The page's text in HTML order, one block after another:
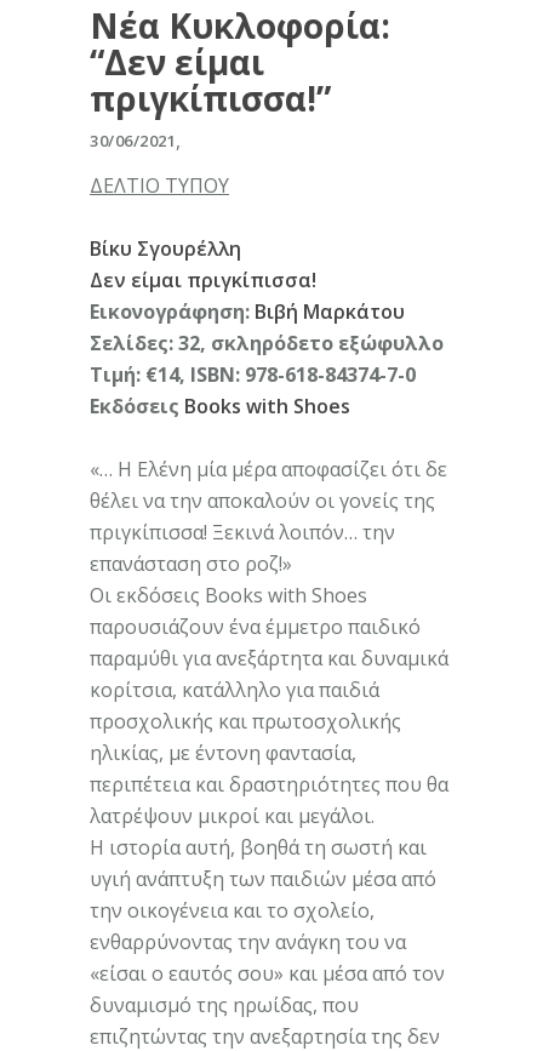
Νέα Κυκλοφορία:
“Δεν είμαι
πριγκίπισσα!”
30/06/2021
ΔΕΛΤΙΟ ΤΥΠΟΥ
Βίκυ Σγουρέλλη
Δεν είμαι πριγκίπισσα!
Εικονογράφηση: Βιβή Μαρκάτου
Σελίδες: 32, σκληρόδετο εξώφυλλο
Τιμή: €14, ISBN: 978-618-84374-7-0
Εκδόσεις Books with Shoes
«… H Ελένη μία μέρα αποφασίζει ότι δε
θέλει να την αποκαλούν οι γονείς της
πριγκίπισσα! Ξεκινά λοιπόν… την
επανάσταση στο ροζ!»
Οι εκδόσεις Books with Shoes
παρουσιάζουν ένα έμμετρο παιδικό
παραμύθι για ανεξάρτητα και δυναμικά
κορίτσια, κατάλληλο για παιδιά
προσχολικής και πρωτοσχολικής
ηλικίας, με έντονη φαντασία,
περιπέτεια και δραστηριότητες που θα
λατρέψουν μικροί και μεγάλοι.
Η ιστορία αυτή, βοηθά τη σωστή και
υγιή ανάπτυξη των παιδιών μέσα από
την οικογένεια και το σχολείο,
ενθαρρύνοντας την ανάγκη του να
«είσαι ο εαυτός σου» και μέσα από τον
δυναμισμό της ηρωίδας, που
επιζητώντας την ανεξαρτησία της δεν